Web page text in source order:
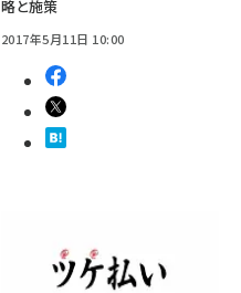
略と施策
2017年5月11日 10:00